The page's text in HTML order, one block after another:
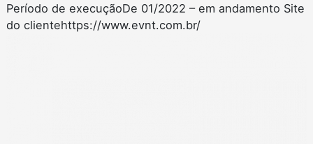
Período de execuçãoDe 01/2022 – em andamento Site
do clientehttps://www.evnt.com.br/